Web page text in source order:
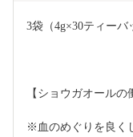
3袋（4g×30ティーバ
【ショウガオールの
※血のめぐりを良く